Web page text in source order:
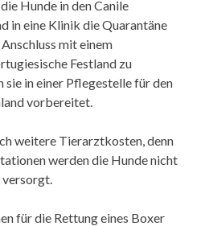
Hunde in den Canile
in eine Klinik die Quarantäne
mit einem
Festland zu
in einer Pflegestelle für den
vorbereitet.
weitere Tierarztkosten, denn
werden die Hunde nicht
versorgt.
für die Rettung eines Boxer